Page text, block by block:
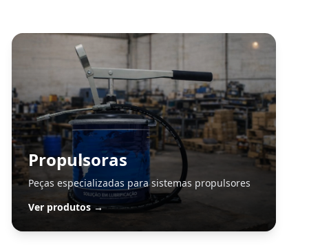
Propulsoras
Peças especializadas para sistemas propulsores
Ver produtos →